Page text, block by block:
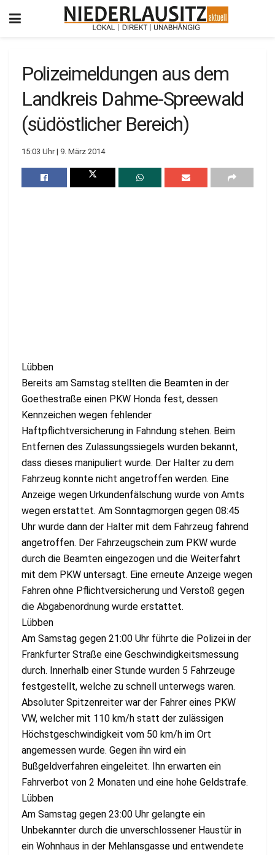
Polizeimeldungen aus dem
Landkreis Dahme-Spreewald
(südöstlicher Bereich)
15:03 Uhr | 9. März 2014
Lübben
Bereits am Samstag stellten die Beamten in der
Goethestraße einen PKW Honda fest, dessen
Kennzeichen wegen fehlender
Haftpflichtversicherung in Fahndung stehen. Beim
Entfernen des Zulassungssiegels wurden bekannt,
dass dieses manipuliert wurde. Der Halter zu dem
Fahrzeug konnte nicht angetroffen werden. Eine
Anzeige wegen Urkundenfälschung wurde von Amts
wegen erstattet. Am Sonntagmorgen gegen 08:45
Uhr wurde dann der Halter mit dem Fahrzeug fahrend
angetroffen. Der Fahrzeugschein zum PKW wurde
durch die Beamten eingezogen und die Weiterfahrt
mit dem PKW untersagt. Eine erneute Anzeige wegen
Fahren ohne Pflichtversicherung und Verstoß gegen
die Abgabenordnung wurde erstattet.
Lübben
Am Samstag gegen 21:00 Uhr führte die Polizei in der
Frankfurter Straße eine Geschwindigkeitsmessung
durch. Innerhalb einer Stunde wurden 5 Fahrzeuge
festgestellt, welche zu schnell unterwegs waren.
Absoluter Spitzenreiter war der Fahrer eines PKW
VW, welcher mit 110 km/h statt der zulässigen
Höchstgeschwindigkeit vom 50 km/h im Ort
angemessen wurde. Gegen ihn wird ein
Bußgeldverfahren eingeleitet. Ihn erwarten ein
Fahrverbot von 2 Monaten und eine hohe Geldstrafe.
Lübben
Am Samstag gegen 23:00 Uhr gelangte ein
Unbekannter durch die unverschlossener Haustür in
ein Wohnhaus in der Mehlansgasse und entwendete